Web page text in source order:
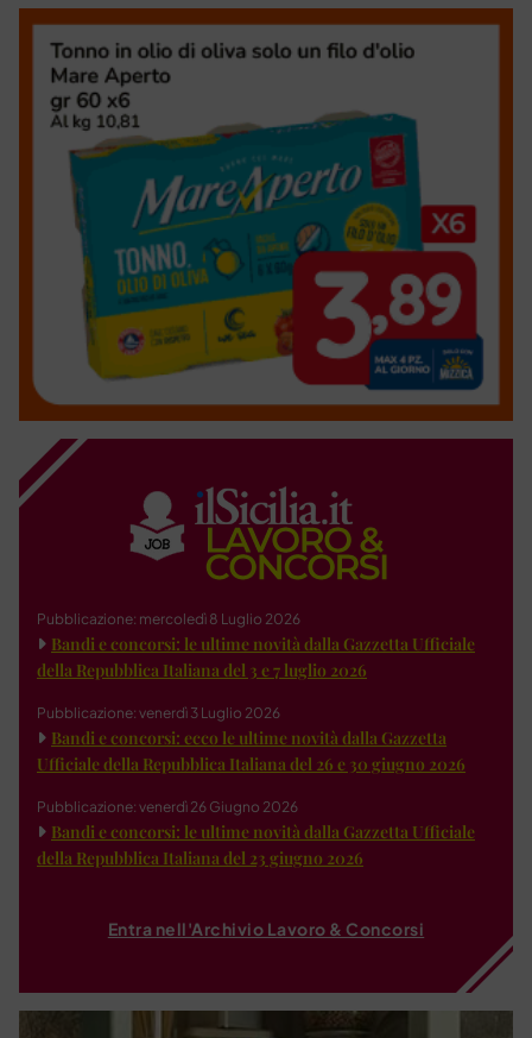
Pubblicazione: mercoledì 8 Luglio 2026
Bandi e concorsi: le ultime novità dalla Gazzetta Ufficiale
della Repubblica Italiana del 3 e 7 luglio 2026
Pubblicazione: venerdì 3 Luglio 2026
Bandi e concorsi: ecco le ultime novità dalla Gazzetta
Ufficiale della Repubblica Italiana del 26 e 30 giugno 2026
Pubblicazione: venerdì 26 Giugno 2026
Bandi e concorsi: le ultime novità dalla Gazzetta Ufficiale
della Repubblica Italiana del 23 giugno 2026
Entra nell'Archivio Lavoro & Concorsi